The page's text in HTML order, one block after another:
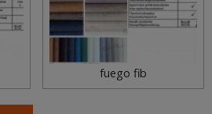
fuego fib